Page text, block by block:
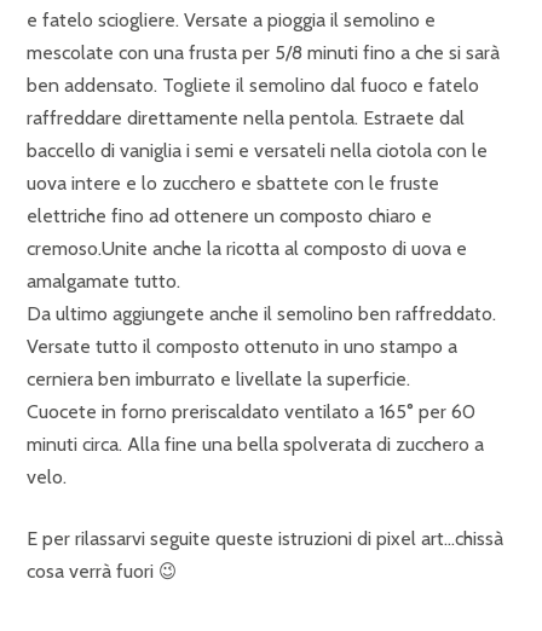
e fatelo sciogliere. Versate a pioggia il semolino e
mescolate con una frusta per 5/8 minuti fino a che si sarà
ben addensato. Togliete il semolino dal fuoco e fatelo
raffreddare direttamente nella pentola. Estraete dal
baccello di vaniglia i semi e versateli nella ciotola con le
uova intere e lo zucchero e sbattete con le fruste
elettriche fino ad ottenere un composto chiaro e
cremoso.Unite anche la ricotta al composto di uova e
amalgamate tutto.
Da ultimo aggiungete anche il semolino ben raffreddato.
Versate tutto il composto ottenuto in uno stampo a
cerniera ben imburrato e livellate la superficie.
Cuocete in forno preriscaldato ventilato a 165° per 60
minuti circa. Alla fine una bella spolverata di zucchero a
velo.
E per rilassarvi seguite queste istruzioni di pixel art…chissà
cosa verrà fuori 😉